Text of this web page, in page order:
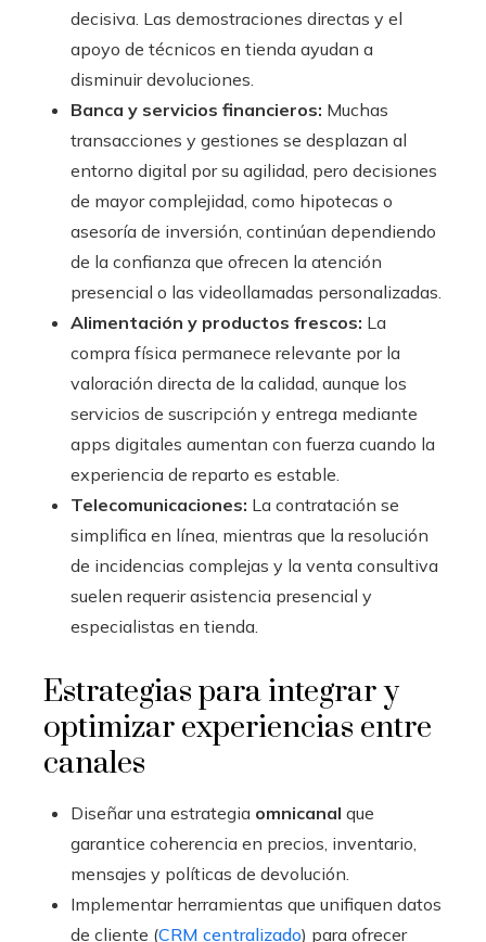
decisiva. Las demostraciones directas y el
apoyo de técnicos en tienda ayudan a
disminuir devoluciones.
Banca y servicios financieros: Muchas
transacciones y gestiones se desplazan al
entorno digital por su agilidad, pero decisiones
de mayor complejidad, como hipotecas o
asesoría de inversión, continúan dependiendo
de la confianza que ofrecen la atención
presencial o las videollamadas personalizadas.
Alimentación y productos frescos: La
compra física permanece relevante por la
valoración directa de la calidad, aunque los
servicios de suscripción y entrega mediante
apps digitales aumentan con fuerza cuando la
experiencia de reparto es estable.
Telecomunicaciones: La contratación se
simplifica en línea, mientras que la resolución
de incidencias complejas y la venta consultiva
suelen requerir asistencia presencial y
especialistas en tienda.
Estrategias para integrar y
optimizar experiencias entre
canales
Diseñar una estrategia omnicanal que
garantice coherencia en precios, inventario,
mensajes y políticas de devolución.
Implementar herramientas que unifiquen datos
de cliente (CRM centralizado) para ofrecer